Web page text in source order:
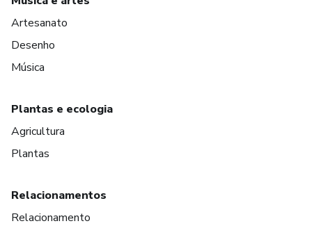
Artesanato
Desenho
Música
Plantas e ecologia
Agricultura
Plantas
Relacionamentos
Relacionamento